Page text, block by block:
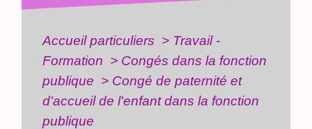
Accueil particuliers > Travail -
Formation > Congés dans la fonction
publique > Congé de paternité et
d'accueil de l'enfant dans la fonction
publique